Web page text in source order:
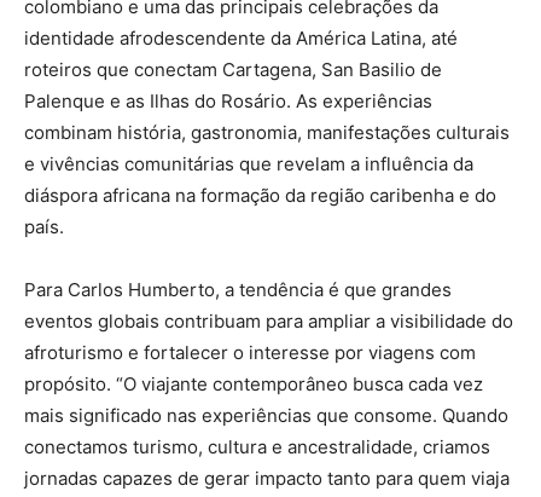
colombiano e uma das principais celebrações da
identidade afrodescendente da América Latina, até
roteiros que conectam Cartagena, San Basilio de
Palenque e as Ilhas do Rosário. As experiências
combinam história, gastronomia, manifestações culturais
e vivências comunitárias que revelam a influência da
diáspora africana na formação da região caribenha e do
país.
Para Carlos Humberto, a tendência é que grandes
eventos globais contribuam para ampliar a visibilidade do
afroturismo e fortalecer o interesse por viagens com
propósito. “O viajante contemporâneo busca cada vez
mais significado nas experiências que consome. Quando
conectamos turismo, cultura e ancestralidade, criamos
jornadas capazes de gerar impacto tanto para quem viaja